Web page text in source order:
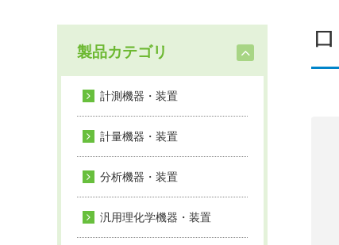
製品カテゴリ
計測機器・装置
計量機器・装置
分析機器・装置
汎用理化学機器・装置